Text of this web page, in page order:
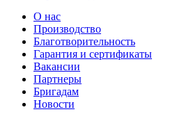
О нас
Производство
Благотворительность
Гарантия и сертификаты
Вакансии
Партнеры
Бригадам
Новости